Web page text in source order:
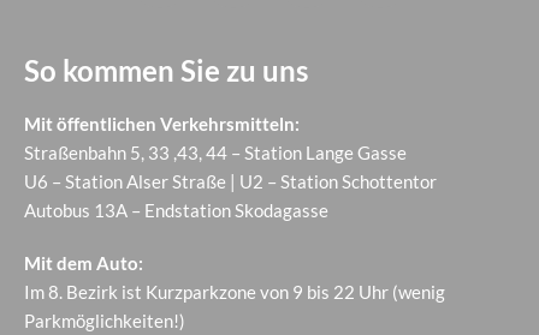
So kommen Sie zu uns
Mit öffentlichen Verkehrsmitteln:
Straßenbahn 5, 33 ,43, 44 – Station Lange Gasse
U6 – Station Alser Straße | U2 – Station Schottentor
Autobus 13A – Endstation Skodagasse
Mit dem Auto:
Im 8. Bezirk ist Kurzparkzone von 9 bis 22 Uhr (wenig
Parkmöglichkeiten!)